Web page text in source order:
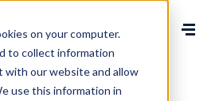
on your computer.
to collect information
with our website and allow
use this information in
Change language